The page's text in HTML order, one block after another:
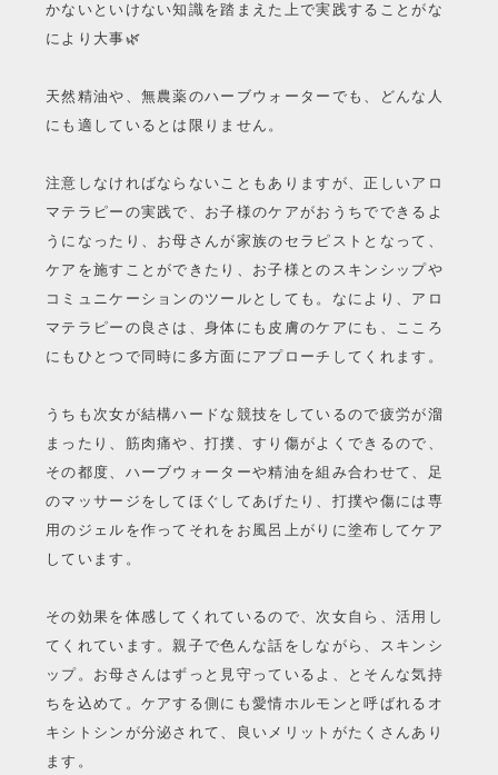
かないといけない知識を踏まえた上で実践することがな
により大事🌿
天然精油や、無農薬のハーブウォーターでも、どんな人
にも適しているとは限りません。
注意しなければならないこともありますが、正しいアロ
マテラピーの実践で、お子様のケアがおうちでできるよ
うになったり、お母さんが家族のセラピストとなって、
ケアを施すことができたり、お子様とのスキンシップや
コミュニケーションのツールとしても。なにより、アロ
マテラピーの良さは、身体にも皮膚のケアにも、こころ
にもひとつで同時に多方面にアプローチしてくれます。
うちも次女が結構ハードな競技をしているので疲労が溜
まったり、筋肉痛や、打撲、すり傷がよくできるので、
その都度、ハーブウォーターや精油を組み合わせて、足
のマッサージをしてほぐしてあげたり、打撲や傷には専
用のジェルを作ってそれをお風呂上がりに塗布してケア
しています。
その効果を体感してくれているので、次女自ら、活用し
てくれています。親子で色んな話をしながら、スキンシ
ップ。お母さんはずっと見守っているよ、とそんな気持
ちを込めて。ケアする側にも愛情ホルモンと呼ばれるオ
キシトシンが分泌されて、良いメリットがたくさんあり
ます。